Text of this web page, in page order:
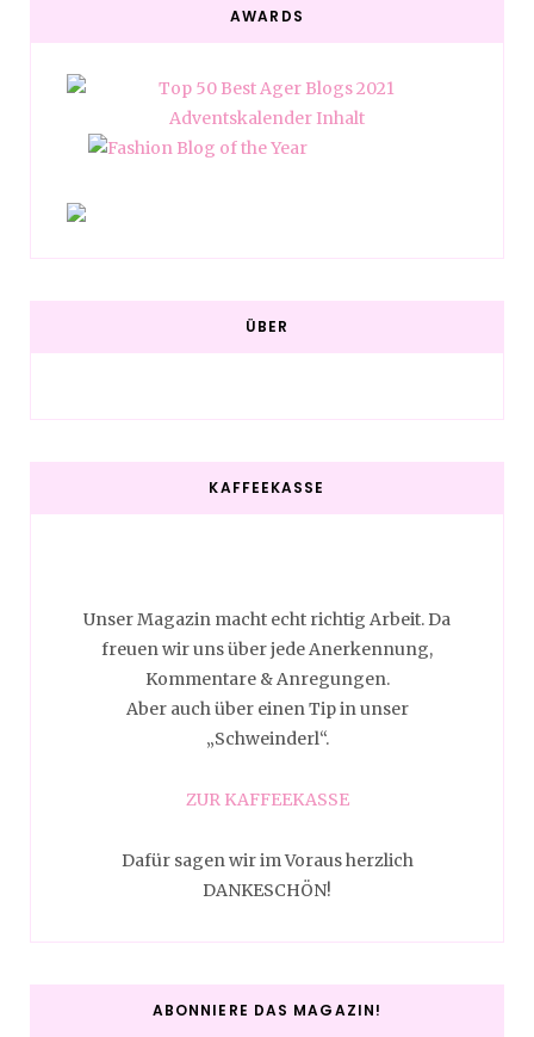
AWARDS
ÜBER
KAFFEEKASSE
Unser Magazin macht echt richtig Arbeit. Da
freuen wir uns über jede Anerkennung,
Kommentare & Anregungen.
Aber auch über einen Tip in unser
„Schweinderl“.
ZUR KAFFEEKASSE
Dafür sagen wir im Voraus herzlich
DANKESCHÖN!
ABONNIERE DAS MAGAZIN!